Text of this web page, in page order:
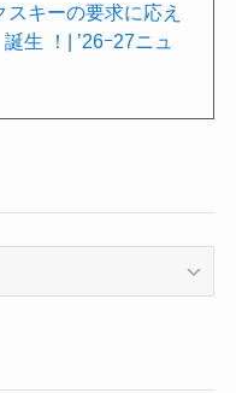
キーの要求に応え
生 ！| ’26ｰ27ニュ